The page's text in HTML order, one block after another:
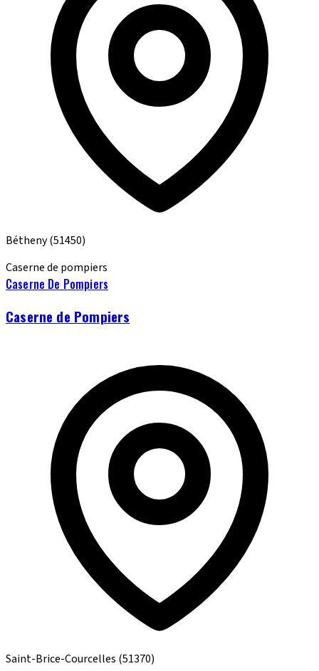
Bétheny(51450)
Caserne de pompiers
Caserne De Pompiers
Caserne de Pompiers
Saint-Brice-Courcelles (51370)